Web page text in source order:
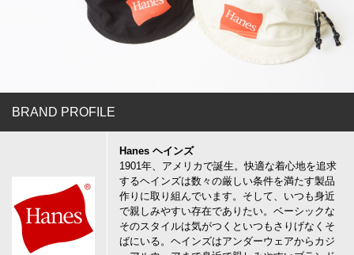
BRAND PROFILE
Hanes ヘインズ
1901年、アメリカで誕生。快適な着心地を追求
するヘインズは数々の厳しい条件を満たす製品
作りに取り組んでいます。そして、いつも身近
で親しみやすい存在でありたい。ベーシックな
そのスタイルは気がつくといつもさりげなくそ
ばにいる。ヘインズはアンダーウェアからカジ